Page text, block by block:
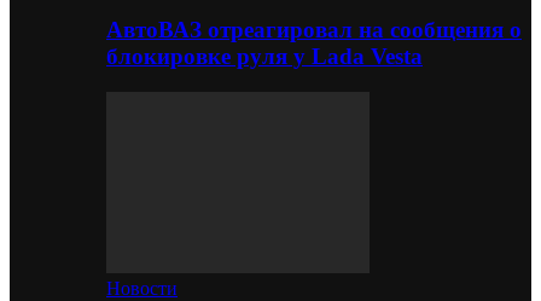
АвтоВАЗ отреагировал на сообщения о
блокировке руля у Lada Vesta
Новости